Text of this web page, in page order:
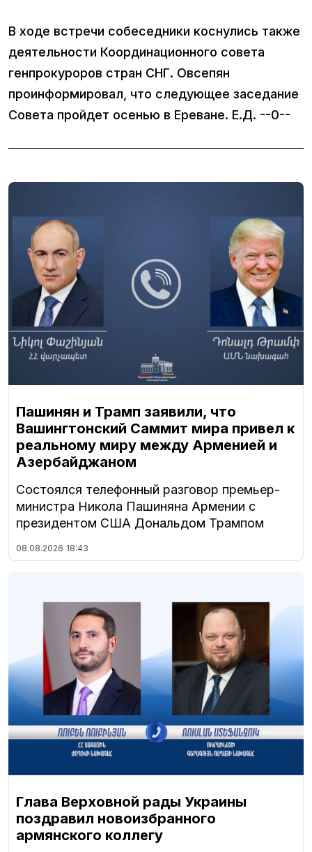
В ходе встречи собеседники коснулись также
деятельности Координационного совета
генпрокуроров стран СНГ. Овсепян
проинформировал, что следующее заседание
Совета пройдет осенью в Ереване. Е.Д. --0--
Пашинян и Трамп заявили, что
Вашингтонский Саммит мира привел к
реальному миру между Арменией и
Азербайджаном
Состоялся телефонный разговор премьер-
министра Никола Пашиняна Армении с
президентом США Дональдом Трампом
08.08.2026 18:43
Глава Верховной рады Украины
поздравил новоизбранного
армянского коллегу